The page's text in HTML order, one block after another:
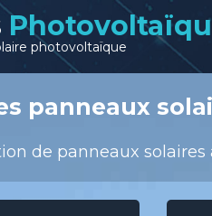
photovoltaïque
panneaux
de panneaux solaires